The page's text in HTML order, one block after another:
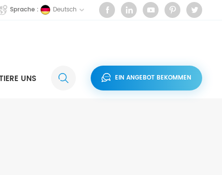
Sprache : Deutsch
EIN ANGEBOT BEKOMMEN
UNS